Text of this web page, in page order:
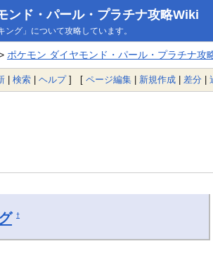
ンド・パール・プラチナ攻略Wiki
ング」について攻略しています。
ポケモン ダイヤモンド・パール・プラチナ攻
| 検索 | ヘルプ] [ ページ編集 | 新規作成 | 差分 |
†